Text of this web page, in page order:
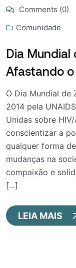
Comments (0)
Comunidade
Dia Mundial
Afastando
O Dia Mundial de
2014 pela
Unidas sobre
conscientizar a
qualquer forma
mudanças na
compaixão e
[...]
LEIA MAIS